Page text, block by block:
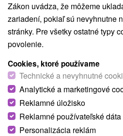
Zákon uvádza, že môžeme
zariadení, pokiaľ sú nevyhnutne
stránky. Pre všetky ostatné typy
povolenie.
Cookies, ktoré používame
Technické a nevyhnutné
Analytické a marketingové
Reklamné úložisko
Reklamné používateľské dáta
Personalizácia reklám